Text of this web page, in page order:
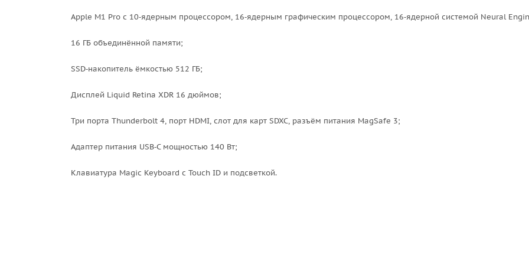
Apple M1 Pro с 10‑ядерным процессором, 16‑ядерным графическим процессором, 16‑ядерной системой Neural
16 ГБ объединённой памяти;
SSD‑накопитель ёмкостью 512 ГБ;
Дисплей Liquid Retina XDR 16 дюймов;
Три порта Thunderbolt 4, порт HDMI, слот для карт SDXC, разъём питания MagSafe 3;
Адаптер питания USB‑C мощностью 140 Вт;
Клавиатура Magic Keyboard с Touch ID и подсветкой.